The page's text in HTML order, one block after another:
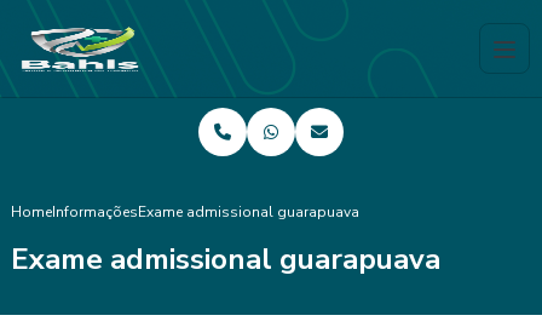
HomeInformaçõesExame admissional guarapuava
Exame admissional guarapuava